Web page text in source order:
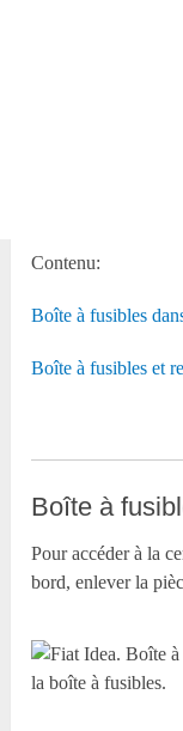
Contenu:
Boîte à fusibles
Boîte à fusibles et
Boîte à
Pour accéder à la
bord, enlever la